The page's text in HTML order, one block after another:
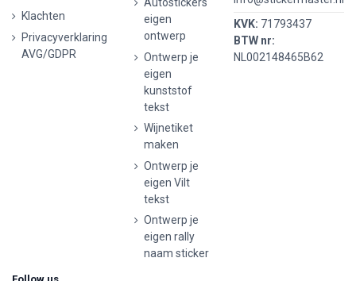
Klachten
Privacyverklaring
AVG/GDPR
eigen
ontwerp
Ontwerp je
eigen
kunststof
tekst
Wijnetiket
maken
Ontwerp je
eigen Vilt
tekst
Ontwerp je
eigen rally
naam sticker
KVK: 71793437
BTW nr:
NL002148465B62